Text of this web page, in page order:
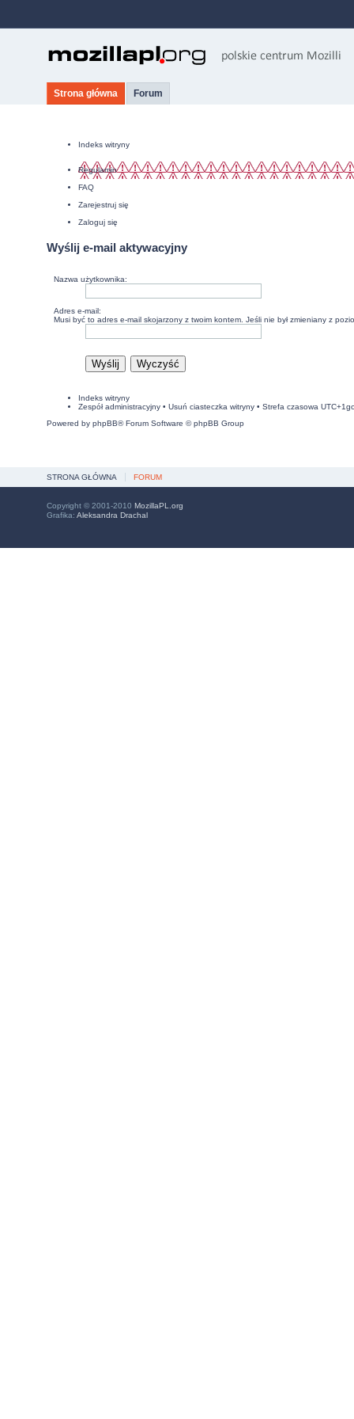
Strona główna Forum
Indeks witryny
Regulamin
FAQ
Zarejestruj się
Zaloguj się
Wyślij e-mail aktywacyjny
Nazwa użytkownika:
Adres e-mail:
Musi być to adres e-mail skojarzony z twoim kontem. Jeśli nie był zmieniany z
Indeks witryny
Zespół administracyjny• Usuń ciasteczka witryny• Strefa czasowa
Powered by phpBB® Forum Software © phpBB Group
STRONA GŁÓWNA FORUM
Copyright © 2001-2010 MozillaPL.org
Grafika: Aleksandra Drachal